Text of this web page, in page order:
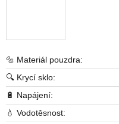
🔩 Materiál pouzdra:
🔍 Krycí sklo:
🔋 Napájení:
💧 Vodotěsnost: